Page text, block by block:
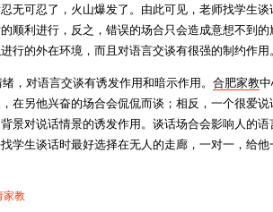
无可忍了，火山爆发了。由此可见，老师找学生
顺利进行，反之，错误的场合只会造成意想不到
行的外在环境，而且对语言交谈有很强的制约作用
，对语言交谈有诱发作用和暗示作用。 合肥家教
在另他兴奋的场合会侃侃而谈；相反，一个很爱
景对说话情景的诱发作用。谈话场合会影响人的语
学生谈话时最好选择在无人的走廊，一对一，给他
家教